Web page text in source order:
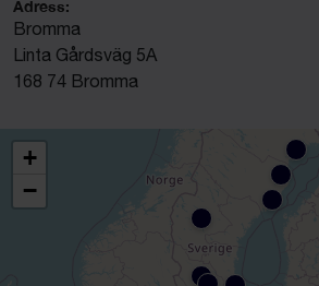
Adress:
Bromma
Linta Gårdsväg 5A
168 74 Bromma
+
−